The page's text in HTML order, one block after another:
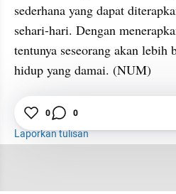
sederhana yang dapat
sehari-hari. Dengan
tentunya seseorang akan
hidup yang damai. (NUM)
Hidup Bahagia
Laporkan tulisan
0 0